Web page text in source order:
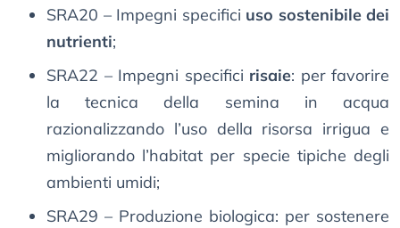
SRA20 – Impegni specifici uso sostenibile dei
nutrienti;
SRA22 – Impegni specifici risaie: per favorire
la tecnica della semina in acqua
razionalizzando l’uso della risorsa irrigua e
migliorando l’habitat per specie tipiche degli
ambienti umidi;
SRA29 – Produzione biologica: per sostenere